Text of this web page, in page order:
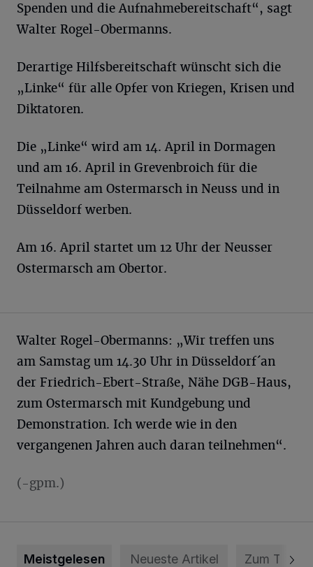
Spenden und die Aufnahmebereitschaft“, sagt
Walter Rogel-Obermanns.
Derartige Hilfsbereitschaft wünscht sich die
„Linke“ für alle Opfer von Kriegen, Krisen und
Diktatoren.
Die „Linke“ wird am 14. April in Dormagen
und am 16. April in Grevenbroich für die
Teilnahme am Ostermarsch in Neuss und in
Düsseldorf werben.
Am 16. April startet um 12 Uhr der Neusser
Ostermarsch am Obertor.
Walter Rogel-Obermanns: „Wir treffen uns
am Samstag um 14.30 Uhr in Düsseldorf´an
der Friedrich-Ebert-Straße, Nähe DGB-Haus,
zum Ostermarsch mit Kundgebung und
Demonstration. Ich werde wie in den
vergangenen Jahren auch daran teilnehmen“.
(-gpm.)
Meistgelesen Neueste Artikel Zum Thema